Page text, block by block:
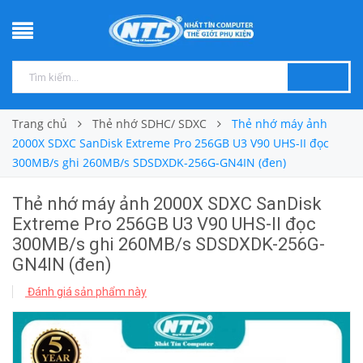
Trang chủ Thẻ nhớ SDHC/ SDXC
Thẻ nhớ máy ảnh
2000X SDXC SanDisk Extreme Pro 256GB U3 V90 UHS-II đọc
300MB/s ghi 260MB/s SDSDXDK-256G-GN4IN (đen)
Thẻ nhớ máy ảnh 2000X SDXC SanDisk
Extreme Pro 256GB U3 V90 UHS-II đọc
300MB/s ghi 260MB/s SDSDXDK-256G-
GN4IN (đen)
Đánh giá sản phẩm này